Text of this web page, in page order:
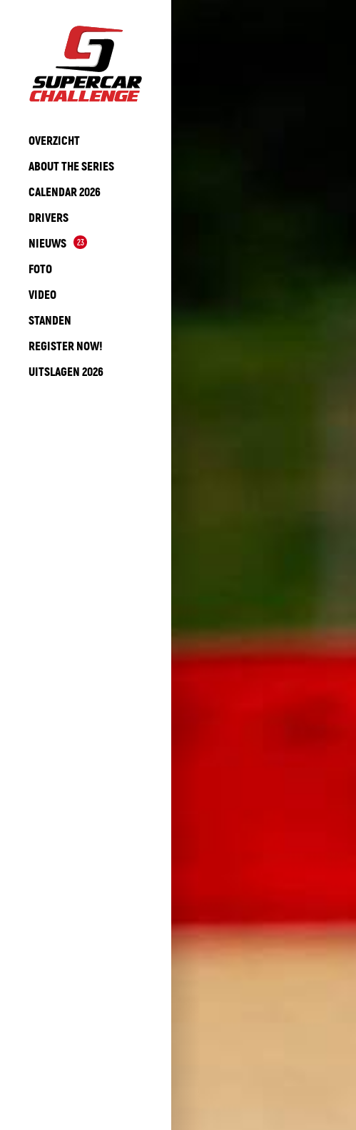
OVERZICHT
ABOUT THE SERIES
CALENDAR 2026
DRIVERS
NIEUWS
23
FOTO
VIDEO
STANDEN
REGISTER NOW!
UITSLAGEN 2026